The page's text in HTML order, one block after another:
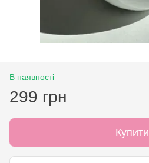
В наявності
299 грн
Купити